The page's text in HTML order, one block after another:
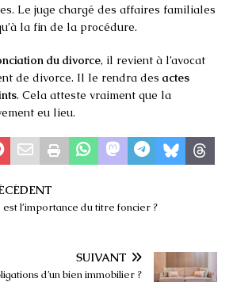
Le juge chargé des affaires familiales
la fin de la procédure.
du divorce, il revient à l’avocat
de divorce. Il le rendra des actes
. Cela atteste vraiment que la
eu lieu.
l’importance du titre foncier ?
SUIVANT
d’un bien immobilier ?